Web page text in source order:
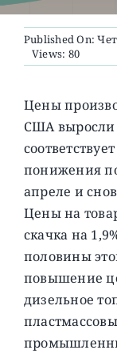
О ПРОЕКТЕ
Published On:
Views: 80
Цены
США выросли
понижения
апреле и
Цены на
скачка на
половины
повышение
дизельное